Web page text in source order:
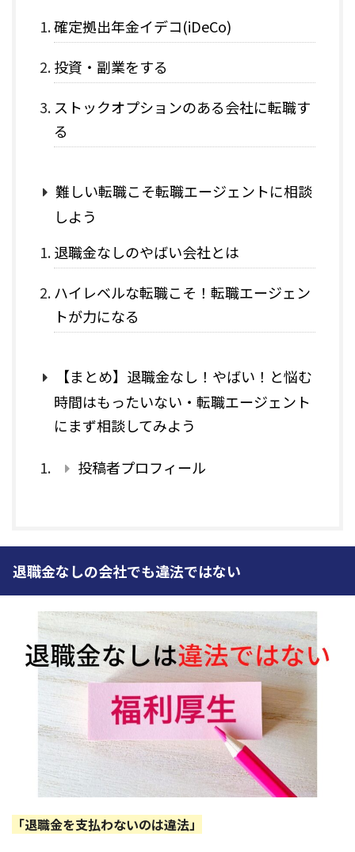
確定拠出年金イデコ(iDeCo)
投資・副業をする
ストックオプションのある会社に転職す
る
難しい転職こそ転職エージェントに相談
しよう
退職金なしのやばい会社とは
ハイレベルな転職こそ！転職エージェン
トが力になる
【まとめ】退職金なし！やばい！と悩む
時間はもったいない・転職エージェント
にまず相談してみよう
投稿者プロフィール
退職金なしの会社でも違法ではない
「退職金を支払わないのは違法」